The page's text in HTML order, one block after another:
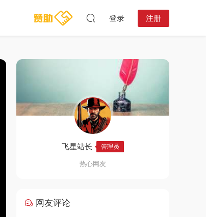
登录 注册
飞星站长 管理员
热心网友
网友评论